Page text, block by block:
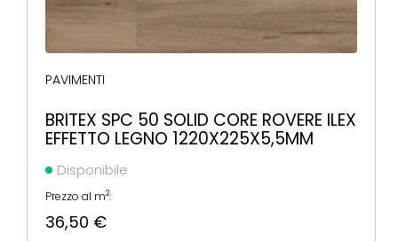
PAVIMENTI
BRITEX SPC 50 SOLID CORE ROVERE ILEX
EFFETTO LEGNO 1220X225X5,5MM
Disponibile
Prezzo al m2:
36,50 €